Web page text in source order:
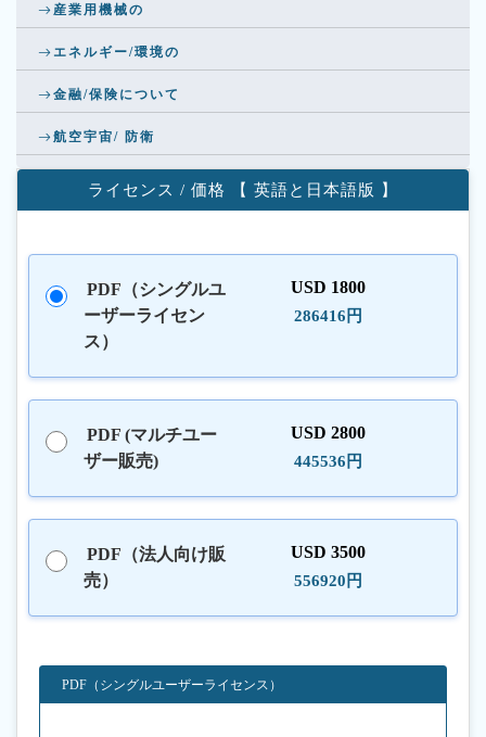
産業用機械の
エネルギー/環境の
金融/保険について
航空宇宙/ 防衛
ライセンス / 価格 【 英語と日本語版 】
PDF（シングルユ
ーザーライセン
ス）
USD 1800
286416円
PDF (マルチユー
ザー販売)
USD 2800
445536円
PDF（法人向け販
売）
USD 3500
556920円
PDF（シングルユーザーライセンス）